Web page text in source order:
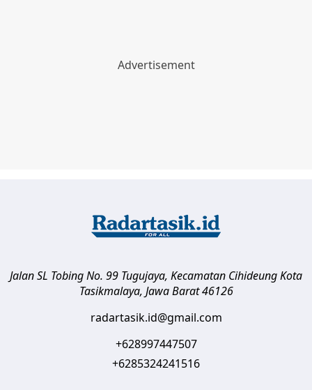
Jalan SL Tobing No. 99 Tugujaya, Kecamatan CihideungKota
Tasikmalaya, Jawa Barat 46126
radartasik.id@gmail.com
+628997447507
+6285324241516